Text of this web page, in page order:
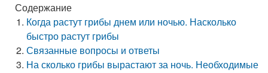
Содержание
Когда растут грибы днем или ночью. Насколько
быстро растут грибы
Связанные вопросы и ответы
На сколько грибы вырастают за ночь. Необходимые